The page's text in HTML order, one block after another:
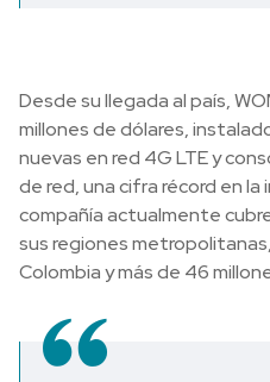
Desde su llegada al país,
millones de dólares,
nuevas en red 4G LTE y
de red, una cifra récord en la
compañía actualmente
sus regiones
Colombia y más de 46